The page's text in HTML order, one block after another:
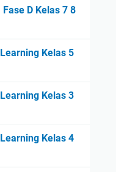
D Kelas 7 8
Kelas 5
Kelas 3
Kelas 4